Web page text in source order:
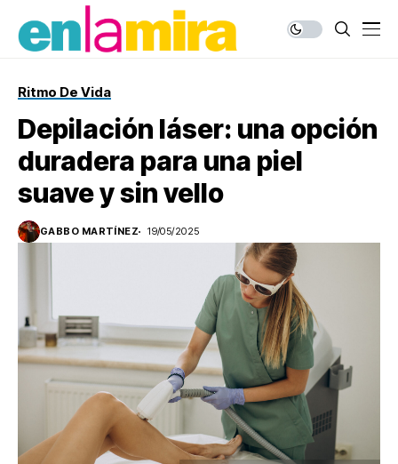
Ritmo De Vida
Depilación láser: una opción
duradera para una piel
suave y sin vello
GABBO MARTÍNEZ 19/05/2025